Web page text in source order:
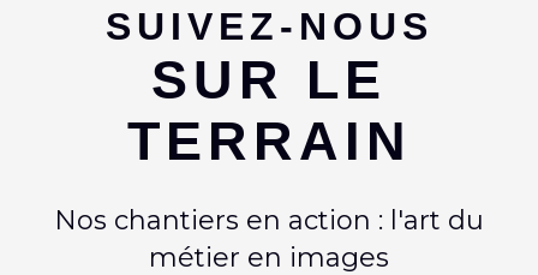
SUIVEZ-NOUS
SUR LE
TERRAIN
Nos chantiers en action : l'art du
métier en images